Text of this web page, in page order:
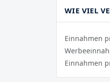
WIE VIEL
Einnahmen
Einnahmen